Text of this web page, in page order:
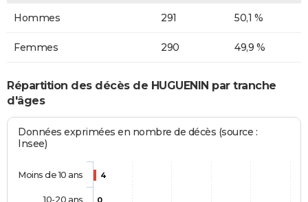
Hommes 291 50,1 %
Femmes 290 49,9 %
Répartition des décès de HUGUENIN par tranche
d'âges
Données exprimées en nombre de décès (source :
Insee)
4
0
Moins de 10 ans
10-20 ans